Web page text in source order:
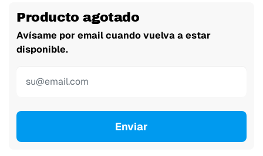
Producto agotado
Avísame por email cuando vuelva a estar
disponible.
Enviar